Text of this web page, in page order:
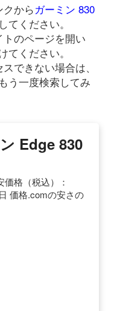
からガーミン 830
てください。
のページを開い
てください。
できない場合は、
う一度検索してみ
Edge 830
格（税込）：
価格.comの安さの